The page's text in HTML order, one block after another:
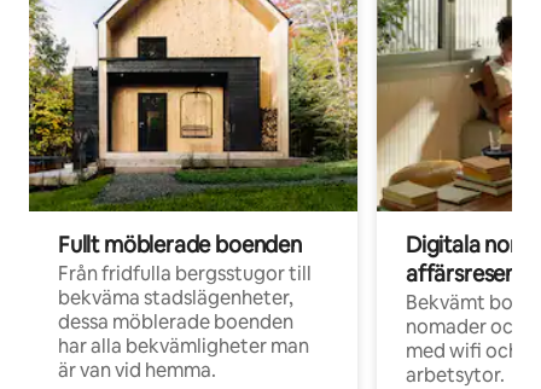
Fullt möblerade boenden
Från fridfulla bergsstugor till
bekväma stadslägenheter,
dessa möblerade boenden
har alla bekvämligheter man
är van vid hemma.
Digitala
Bekvämt
nomader och
med wifi och
arbetsytor.